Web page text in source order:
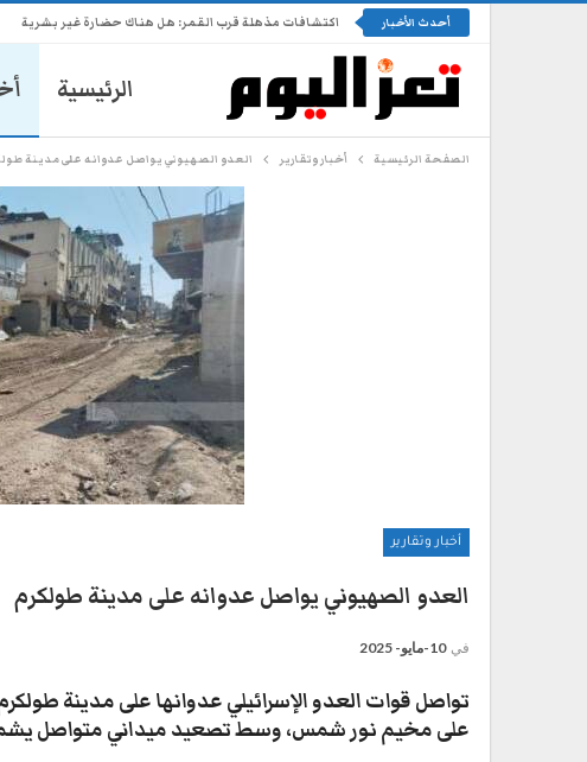
أحدث الأخبار اكتشافات مذهلة قرب القمر: هل هناك حضارة غير بشرية
الرئيسية
الصفحة الرئيسية أخبار وتقارير العدو الصهيوني يواصل عدوانه على مدينة
أخبار وتقارير
العدو الصهيوني يواصل عدوانه على مدينة طولكرم
في 10-مايو- 2025
على مخيم نور شمس، وسط تصعيد ميداني متواصل يشمل